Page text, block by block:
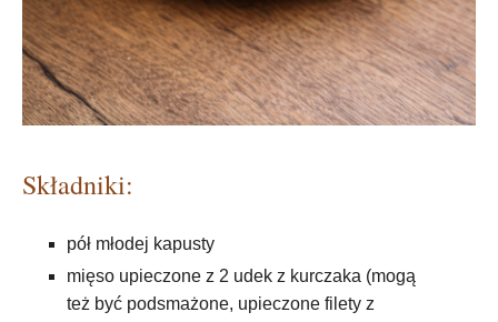
Składniki:
pół młodej kapusty
mięso upieczone z 2 udek z kurczaka (mogą
też być podsmażone, upieczone filety z